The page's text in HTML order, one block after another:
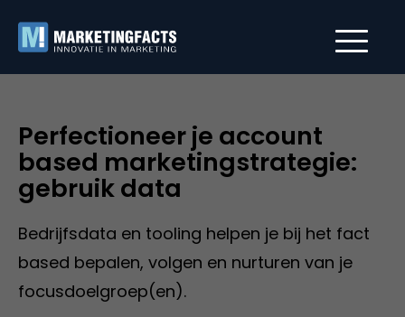
Perfectioneer je account
based marketingstrategie:
gebruik data
Bedrijfsdata en tooling helpen je bij het fact
based bepalen, volgen en nurturen van je
focusdoelgroep(en).